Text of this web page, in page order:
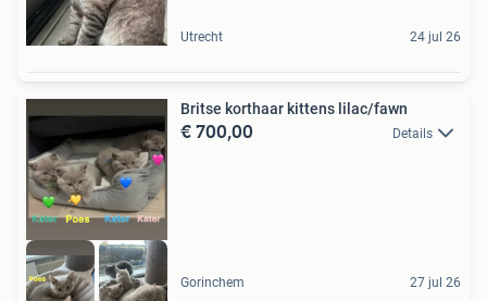
Utrecht 24 jul 26
Britse korthaar kittens lilac/fawn
€ 700,00 Details
Gorinchem 27 jul 26